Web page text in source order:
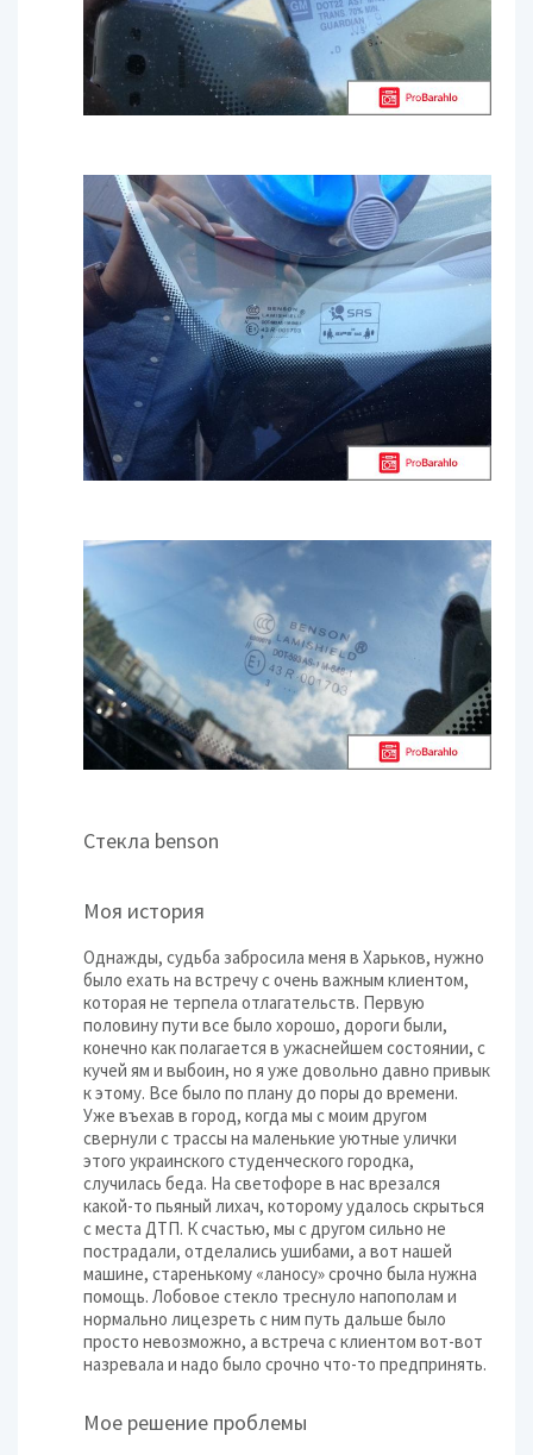
Стекла benson
Моя история
Однажды, судьба забросила меня в Харьков, нужно
было ехать на встречу с очень важным клиентом,
которая не терпела отлагательств. Первую
половину пути все было хорошо, дороги были,
конечно как полагается в ужаснейшем состоянии, с
кучей ям и выбоин, но я уже довольно давно привык
к этому. Все было по плану до поры до времени.
Уже въехав в город, когда мы с моим другом
свернули с трассы на маленькие уютные улички
этого украинского студенческого городка,
случилась беда. На светофоре в нас врезался
какой-то пьяный лихач, которому удалось скрыться
с места ДТП. К счастью, мы с другом сильно не
пострадали, отделались ушибами, а вот нашей
машине, старенькому «ланосу» срочно была нужна
помощь. Лобовое стекло треснуло напополам и
нормально лицезреть с ним путь дальше было
просто невозможно, а встреча с клиентом вот-вот
назревала и надо было срочно что-то предпринять.
Мое решение проблемы